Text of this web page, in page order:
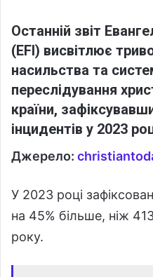
Останній звіт
(EFI) висвітлює
насильства та
переслідування
країни,
інцидентів у 2023
Джерело:
У 2023 році
на 45% більше, ніж
року.